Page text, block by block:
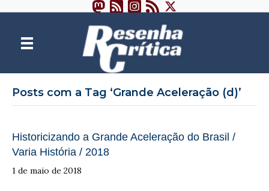
Posts com a Tag ‘Grande Aceleração (d)’
Historicizando a Grande Aceleração do Brasil /
Varia História / 2018
1 de maio de 2018